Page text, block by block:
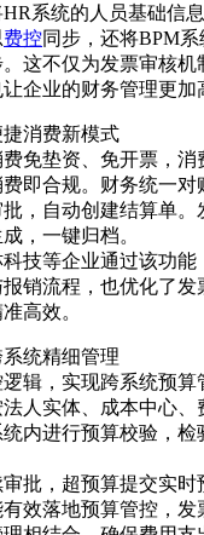
系统的人员基础信
费控同步，还将BPM
这不仅为发票审核机
企业的财务管理更加
消费新模式
免垫资、免开票，
即合规。财务统一对
，自动创建结算单。
，一键归档。
技等企业通过该功能
销流程，也优化了发
高效。
统精细管理
辑，实现跨系统预算
人实体、成本中心、
内进行预算校验，检
批，超预算提交实时
效落地预算管控，发